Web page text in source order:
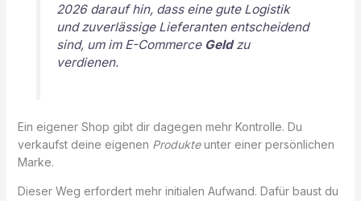
2026 darauf hin, dass eine gute Logistik
und zuverlässige Lieferanten entscheidend
sind, um im E-Commerce Geldzu
verdienen.
Ein eigener Shop gibt dir dagegen mehr Kontrolle. Du
verkaufst deine eigenen Produkteunter einer persönlichen
Marke.
Dieser Weg erfordert mehr initialen Aufwand. Dafür baust du